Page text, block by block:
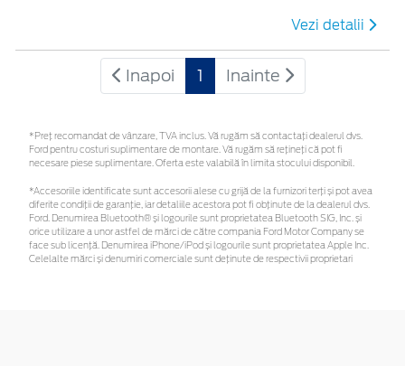
Vezi detalii
Inapoi 1 Inainte
*Preţ recomandat de vânzare, TVA inclus. Vă rugăm să contactaţi dealerul dvs.
Ford pentru costuri suplimentare de montare. Vă rugăm să rețineți că pot fi
necesare piese suplimentare. Oferta este valabilă în limita stocului disponibil.
*Accesoriile identificate sunt accesorii alese cu grijă de la furnizori terți și pot avea
diferite condiții de garanție, iar detaliile acestora pot fi obținute de la dealerul dvs.
Ford. Denumirea Bluetooth® și logourile sunt proprietatea Bluetooth SIG, Inc. și
orice utilizare a unor astfel de mărci de către compania Ford Motor Company se
face sub licență. Denumirea iPhone/iPod și logourile sunt proprietatea Apple Inc.
Celelalte mărci și denumiri comerciale sunt deținute de respectivii proprietari